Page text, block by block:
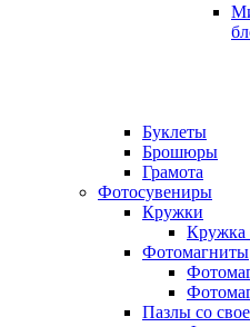
Буклеты
Брошюры
Грамота
Фотосувениры
Кружки
Кружка
Фотомагниты
Пазлы со